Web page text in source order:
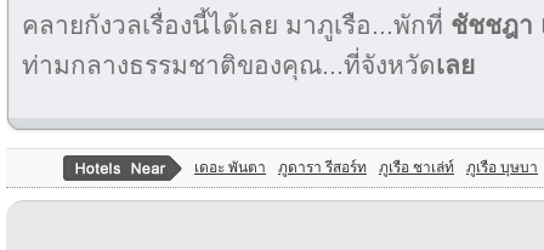
คลายกังวลเรื่องนี้ได้เลย มาภูเรือ...พักที่ ชัชชฎา
ท่ามกลางธรรมชาติของคุณ...ที่จังหวัดเลย
เดอะ พันตา ภูดารา รีสอร์ท ภูเรือ ชาเล่ท์ ภูเรือ บุษบา